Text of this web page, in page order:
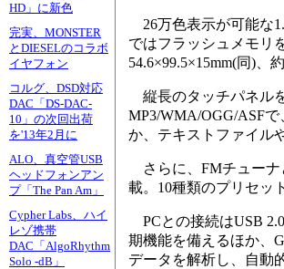
HD」に新色
完実、MONSTER
とDIESELのコラボ
イヤフォン
コルグ、DSD対応
DAC「DS-DAC-
10」の次回出荷
を'13年2月に
ALO、真空管USB
ヘッドフォンアン
プ「The Pan Am」
Cypher Labs、ハイ
レゾ携帯
DAC「AlgoRhythm
Solo -dB」
26万色表示が可能な
ではフラッシュメモリ
54.6×99.5×15mm(同)、
縦長のタッチパネル
MP3/WMA/OGG/ASF
か、テキストファイル
さらに、FMチューナ
載。10種類のプリセッ
PCとの接続はUSB
期機能を備えるほか、
データを解析し、自動